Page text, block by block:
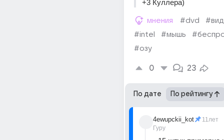
+3 Куллера)
мнения #dvd
#intel
#мышь
#озу
0 23
По дате По рейтингу
4ewupckii_kot
Гуру
11лет